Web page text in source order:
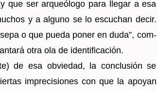
que ser ar­queó­lo­go para lle­gar a esa
y a al­guno se lo es­cu­chan decir.
o que pueda poner en duda”, com­
otra ola de iden­ti­fi­ca­ción.
de esa ob­vie­dad, la con­clu­sión se
im­pre­ci­sio­nes con que la apo­yan